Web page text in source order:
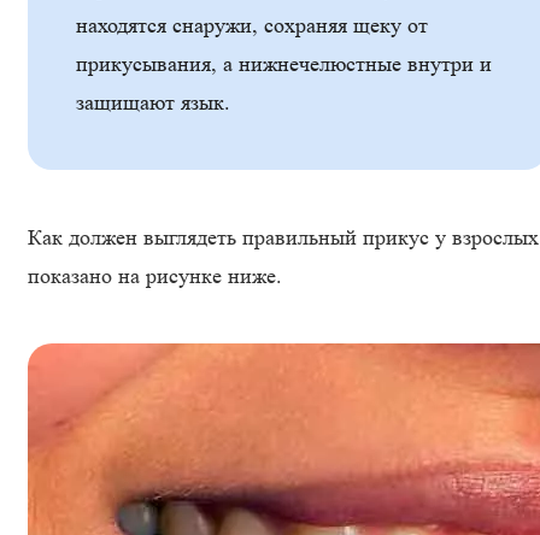
находятся снаружи, сохраняя щеку от
прикусывания, а нижнечелюстные внутри и
защищают язык.
Как должен выглядеть правильный прикус у
показано на рисунке ниже.